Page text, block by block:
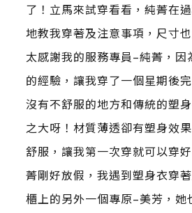
了！立馬來試穿看看，純菁在
地教我穿著及注意事項，尺寸
太感謝我的服務專員–純菁，因
的經驗，讓我穿了一個星期後
沒有不舒服的地方和傳統的塑
之大呀！材質薄透卻有塑身效
舒服，讓我第一次穿就可以穿
菁剛好放假，我遇到塑身衣穿
櫃上的另外一個專原–美芳，她